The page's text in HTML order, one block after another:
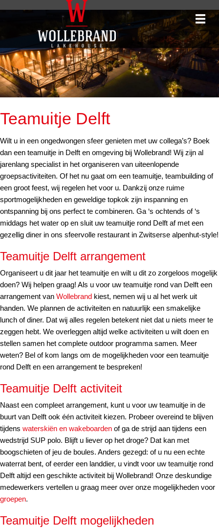
Teamuitje Delft
Wilt u in een ongedwongen sfeer genieten met uw collega’s? Boek
dan een teamuitje in Delft en omgeving bij Wollebrand! Wij zijn al
jarenlang specialist in het organiseren van uiteenlopende
groepsactiviteiten. Of het nu gaat om een teamuitje, teambuilding of
een groot feest, wij regelen het voor u. Dankzij onze ruime
sportmogelijkheden en geweldige topkok zijn inspanning en
ontspanning bij ons perfect te combineren. Ga ‘s ochtends of ‘s
middags het water op en sluit uw teamuitje rond Delft af met een
gezellig diner in ons sfeervolle restaurant in Zwitserse alpenhut-style!
Teamuitje Delft arrangement
Organiseert u dit jaar het teamuitje en wilt u dit zo zorgeloos mogelijk
doen? Wij helpen graag! Als u voor uw teamuitje rond van Delft een
arrangement van Wollebrand kiest, nemen wij u al het werk uit
handen. We plannen de activiteiten en natuurlijk een smakelijke
lunch of diner. Dat wij alles regelen betekent niet dat u niets meer te
zeggen hebt. We overleggen altijd welke activiteiten u wilt doen en
stellen samen het complete outdoor programma samen. Meer
weten? Bel of kom langs om de mogelijkheden voor een teamuitje
rond Delft en een arrangement te bespreken!
Teamuitje Delft activiteit
Naast een compleet arrangement, kunt u voor uw teamuitje in de
buurt van Delft ook één activiteit kiezen. Probeer overeind te blijven
tijdens waterskiën en wakeboarden of ga de strijd aan tijdens een
wedstrijd SUP polo. Blijft u liever op het droge? Dat kan met
boogschieten of jeu de boules. Anders gezegd: of u nu een echte
waterrat bent, of eerder een landdier, u vindt voor uw teamuitje rond
Delft altijd een geschikte activiteit bij Wollebrand! Onze deskundige
medewerkers vertellen u graag meer over onze mogelijkheden voor
groepen.
Teamuitje Delft mogelijkheden